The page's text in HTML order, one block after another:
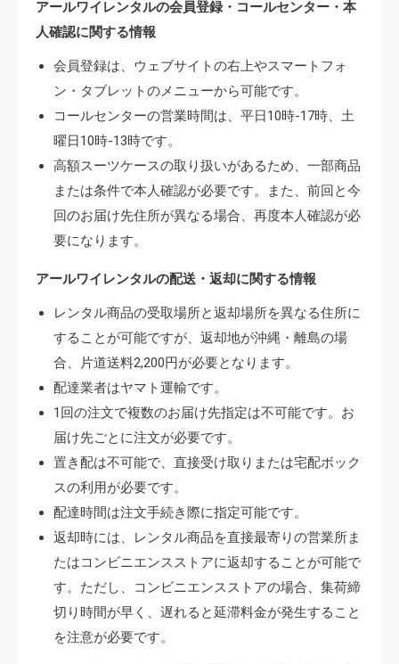
アールワイレンタルの会員登録・コールセンター・本
人確認に関する情報
会員登録は、ウェブサイトの右上やスマートフォ
ン・タブレットのメニューから可能です。
コールセンターの営業時間は、平日10時-17時、土
曜日10時-13時です。
高額スーツケースの取り扱いがあるため、一部商品
または条件で本人確認が必要です。また、前回と今
回のお届け先住所が異なる場合、再度本人確認が必
要になります。
アールワイレンタルの配送・返却に関する情報
レンタル商品の受取場所と返却場所を異なる住所に
することが可能ですが、返却地が沖縄・離島の場
合、片道送料2,200円が必要となります。
配達業者はヤマト運輸です。
1回の注文で複数のお届け先指定は不可能です。お
届け先ごとに注文が必要です。
置き配は不可能で、直接受け取りまたは宅配ボック
スの利用が必要です。
配達時間は注文手続き際に指定可能です。
返却時には、レンタル商品を直接最寄りの営業所ま
たはコンビニエンスストアに返却することが可能で
す。ただし、コンビニエンスストアの場合、集荷締
切り時間が早く、遅れると延滞料金が発生すること
を注意が必要です。